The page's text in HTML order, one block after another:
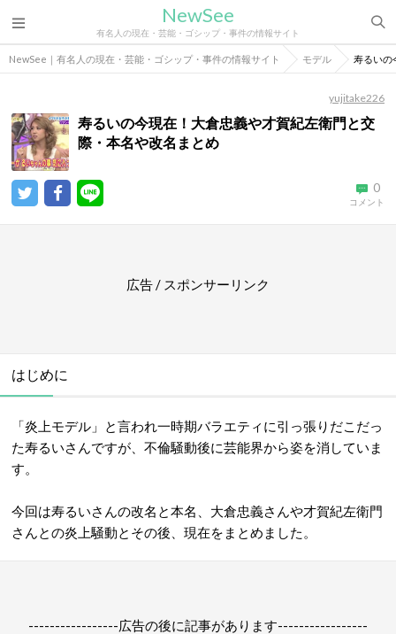
NewSee
有名人の現在・芸能・ゴシップ・事件の情報サイト
NewSee｜有名人の現在・芸能・ゴシップ・事件の情報サイト モデル 寿るいの
yujitake226
寿るいの今現在！大倉忠義や才賀紀左衛門と交
際・本名や改名まとめ
0
コメント
広告 / スポンサーリンク
はじめに
「炎上モデル」と言われ一時期バラエティに引っ張りだこだっ
た寿るいさんですが、不倫騒動後に芸能界から姿を消していま
す。
今回は寿るいさんの改名と本名、大倉忠義さんや才賀紀左衛門
さんとの炎上騒動とその後、現在をまとめました。
-----------------広告の後に記事があります-----------------